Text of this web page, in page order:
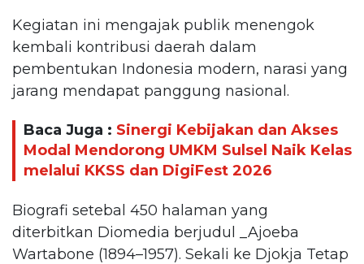
Kegiatan ini mengajak publik menengok
kembali kontribusi daerah dalam
pembentukan Indonesia modern, narasi yang
jarang mendapat panggung nasional.
Baca Juga : Sinergi Kebijakan dan Akses
Modal Mendorong UMKM Sulsel Naik Kelas
melalui KKSS dan DigiFest 2026
Biografi setebal 450 halaman yang
diterbitkan Diomedia berjudul _Ajoeba
Wartabone (1894–1957). Sekali ke Djokja Tetap